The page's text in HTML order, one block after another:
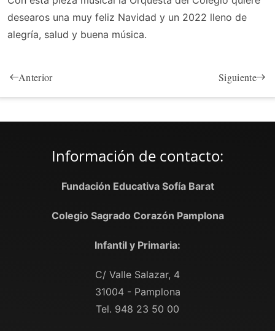
desearos una muy feliz Navidad y un 2022 lleno de
alegría, salud y buena música.
Anterior Siguiente
Información de contacto:
Fundación Educativa Sofía Barat
Colegio Sagrado Corazón Pamplona
Infantil y Primaria:
C/ Valle Salazar, 4
31004 - Pamplona
Tel. 948 23 50 00